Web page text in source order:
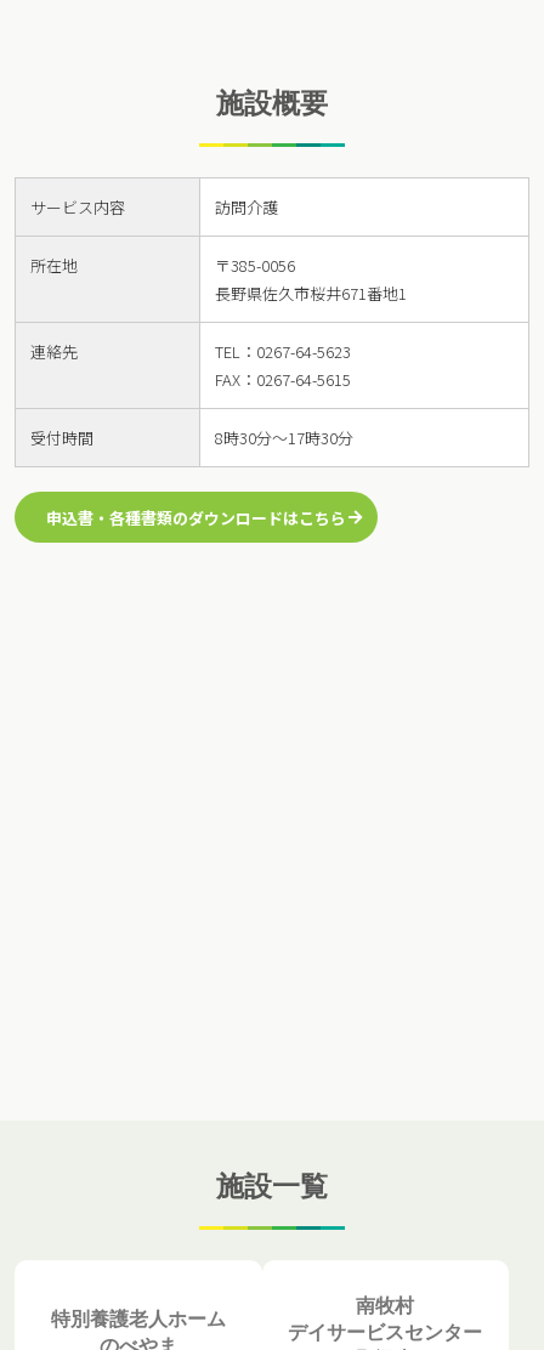
施設概要
サービス内容 訪問介護
所在地
〒385-0056
長野県佐久市桜井671番地1
連絡先
TEL：0267-64-5623
FAX：0267-64-5615
受付時間 8時30分～17時30分
申込書・各種書類のダウンロードはこちら
施設一覧
特別養護老人ホーム
南牧村
デイサービスセンター